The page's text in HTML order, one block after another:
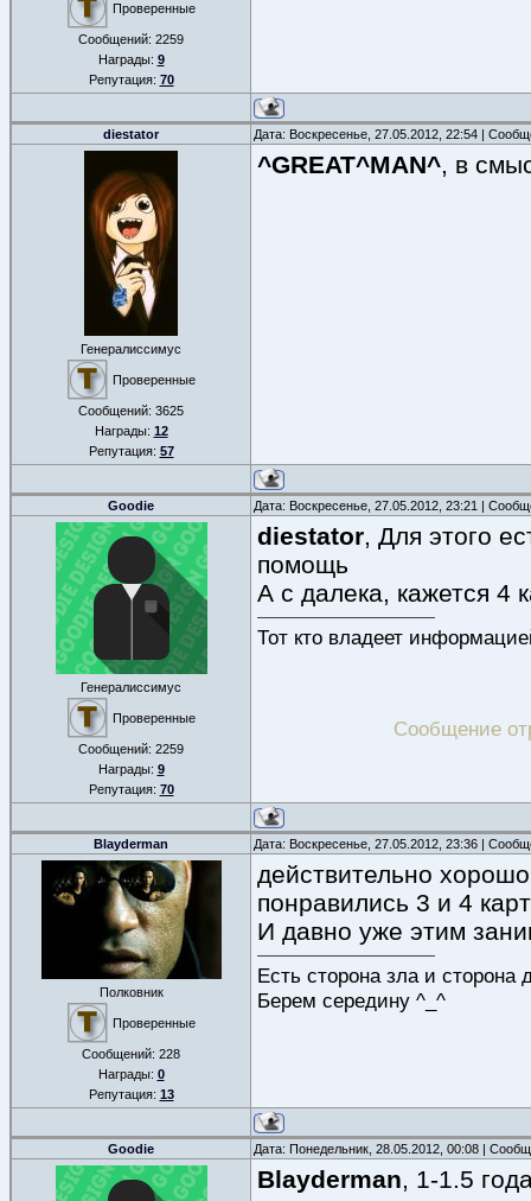
Проверенные
Сообщений: 2259
Награды: 9
Репутация: 70
diestator Дата: Воскресенье, 27.05.2012, 22:54 |
Генералиссимус
Проверенные
Сообщений: 3625
Награды: 12
Репутация: 57
^GREAT^MAN^, в
Goodie Дата: Воскресенье, 27.05.2012, 23:21 |
Генералиссимус
Проверенные
Сообщений: 2259
Награды: 9
Репутация: 70
diestator, Для этого
помощь
А с далека, кажется 4
Тот кто владеет
Сообщение
Blayderman Дата: Воскресенье, 27.05.2012, 23:36 |
Полковник
Проверенные
Сообщений: 228
Награды: 0
Репутация: 13
действительно
понравились 3 и 4
И давно уже этим
Есть сторона зла и сторона
Берем середину ^_^
Goodie Дата: Понедельник, 28.05.2012, 00:08 |
Blayderman, 1-1.5